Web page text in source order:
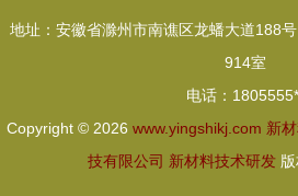
地址：安徽省滁州市南谯区龙蟠大道188
914室
电话：
Copyright © 2026 www.yingshikj.com 新
技有限公司 新材料技术研发